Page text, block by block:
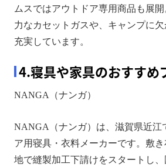
ムスではアウトドア専用商品も展
力なカセットガスや、キャンプに
充実しています。
4.寝具や家具のおすすめ
NANGA（ナンガ）
NANGA（ナンガ）は、滋賀県近江
ア用寝具・衣料メーカーです。敷
地で縫製加工下請けをスタートし